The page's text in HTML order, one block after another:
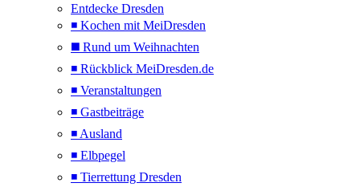
Entdecke Dresden
◾ Kochen mit MeiDresden
◼️ Rund um Weihnachten
◾ Rückblick MeiDresden.de
◾ Veranstaltungen
◾ Gastbeiträge
◾ Ausland
◾ Elbpegel
◾ Tierrettung Dresden